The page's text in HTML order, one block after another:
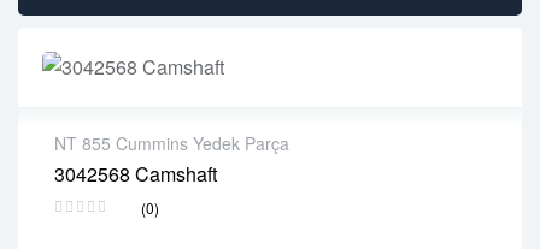
NT 855 Cummins Yedek Parça
3042568 Camshaft
(0)
2 years warranty
Delivery time: 1-2 business days